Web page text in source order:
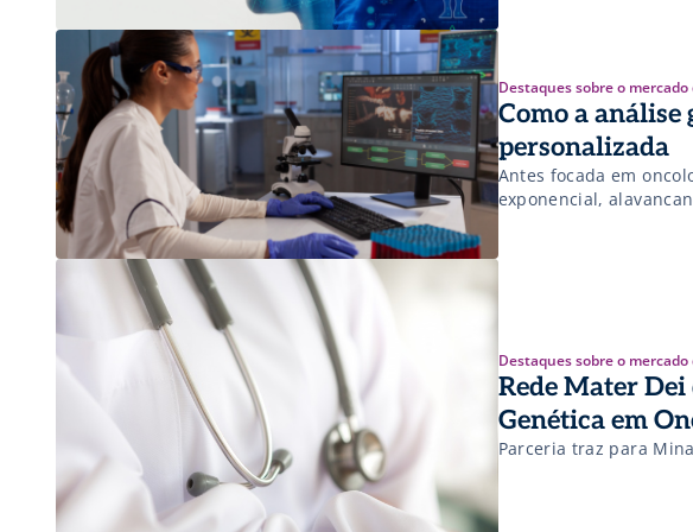
Destaques sobre o mercado
Como a análise
personalizada
Antes focada em
exponencial,
Destaques sobre o mercado
Rede Mater Dei
Genética em
Parceria traz para